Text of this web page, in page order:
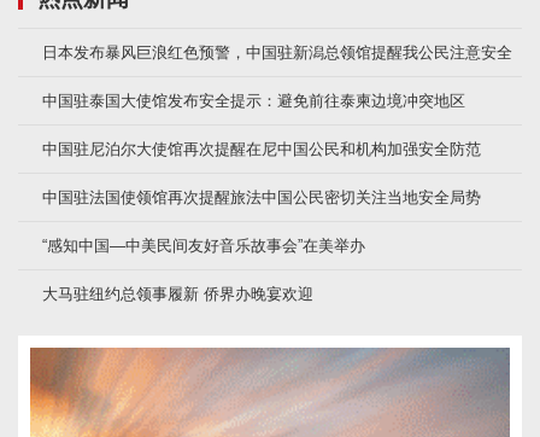
日本发布暴风巨浪红色预警，中国驻新潟总领馆提醒我公民注意安全
中国驻泰国大使馆发布安全提示：避免前往泰柬边境冲突地区
中国驻尼泊尔大使馆再次提醒在尼中国公民和机构加强安全防范
中国驻法国使领馆再次提醒旅法中国公民密切关注当地安全局势
“感知中国—中美民间友好音乐故事会”在美举办
大马驻纽约总领事履新 侨界办晚宴欢迎